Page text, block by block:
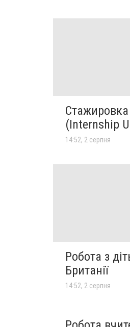
(Internship
14:52, 2 серпня
Робота з
Британії
14:52, 2 серпня